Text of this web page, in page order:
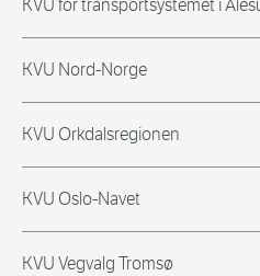
KVU for transportsystemet i
KVU Nord-Norge
KVU Orkdalsregionen
KVU Oslo-Navet
KVU Vegvalg Tromsø